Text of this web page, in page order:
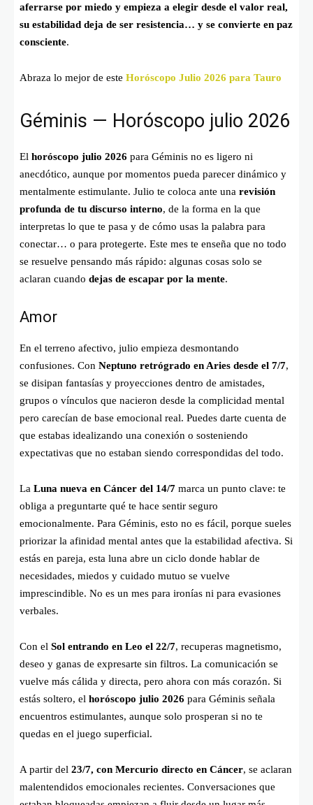
aferrarse por miedo y empieza a elegir desde el valor real,
su estabilidad deja de ser resistencia… y se convierte en paz
consciente.
Abraza lo mejor de este Horóscopo Julio 2026 para Tauro
Géminis — Horóscopo julio 2026
El horóscopo julio 2026 para Géminis no es ligero ni
anecdótico, aunque por momentos pueda parecer dinámico y
mentalmente estimulante. Julio te coloca ante una revisión
profunda de tu discurso interno, de la forma en la que
interpretas lo que te pasa y de cómo usas la palabra para
conectar… o para protegerte. Este mes te enseña que no todo
se resuelve pensando más rápido: algunas cosas solo se
aclaran cuando dejas de escapar por la mente.
Amor
En el terreno afectivo, julio empieza desmontando
confusiones. Con Neptuno retrógrado en Aries desde el 7/7,
se disipan fantasías y proyecciones dentro de amistades,
grupos o vínculos que nacieron desde la complicidad mental
pero carecían de base emocional real. Puedes darte cuenta de
que estabas idealizando una conexión o sosteniendo
expectativas que no estaban siendo correspondidas del todo.
La Luna nueva en Cáncer del 14/7 marca un punto clave: te
obliga a preguntarte qué te hace sentir seguro
emocionalmente. Para Géminis, esto no es fácil, porque sueles
priorizar la afinidad mental antes que la estabilidad afectiva. Si
estás en pareja, esta luna abre un ciclo donde hablar de
necesidades, miedos y cuidado mutuo se vuelve
imprescindible. No es un mes para ironías ni para evasiones
verbales.
Con el Sol entrando en Leo el 22/7, recuperas magnetismo,
deseo y ganas de expresarte sin filtros. La comunicación se
vuelve más cálida y directa, pero ahora con más corazón. Si
estás soltero, el horóscopo julio 2026 para Géminis señala
encuentros estimulantes, aunque solo prosperan si no te
quedas en el juego superficial.
A partir del 23/7, con Mercurio directo en Cáncer, se aclaran
malentendidos emocionales recientes. Conversaciones que